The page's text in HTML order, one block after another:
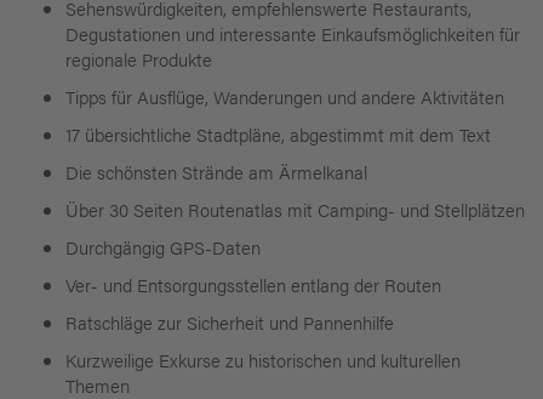
Sehenswürdigkeiten, empfehlenswerte Restaurants,
Degustationen und interessante Einkaufsmöglichkeiten für
regionale Produkte
Tipps für Ausflüge, Wanderungen und andere Aktivitäten
17 übersichtliche Stadtpläne, abgestimmt mit dem Text
Die schönsten Strände am Ärmelkanal
Über 30 Seiten Routenatlas mit Camping- und Stellplätzen
Durchgängig GPS-Daten
Ver- und Entsorgungsstellen entlang der Routen
Ratschläge zur Sicherheit und Pannenhilfe
Kurzweilige Exkurse zu historischen und kulturellen
Themen